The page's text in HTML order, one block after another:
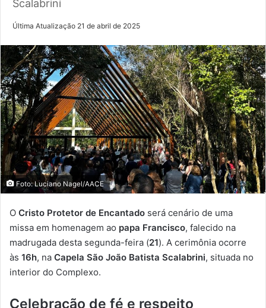
Scalabrini
Última Atualização 21 de abril de 2025
Foto: Luciano Nagel/AACE
O Cristo Protetor de Encantado será cenário de uma
missa em homenagem ao papa Francisco, falecido na
madrugada desta segunda-feira (21). A cerimônia ocorre
às 16h, na Capela São João Batista Scalabrini, situada no
interior do Complexo.
Celebração de fé e respeito